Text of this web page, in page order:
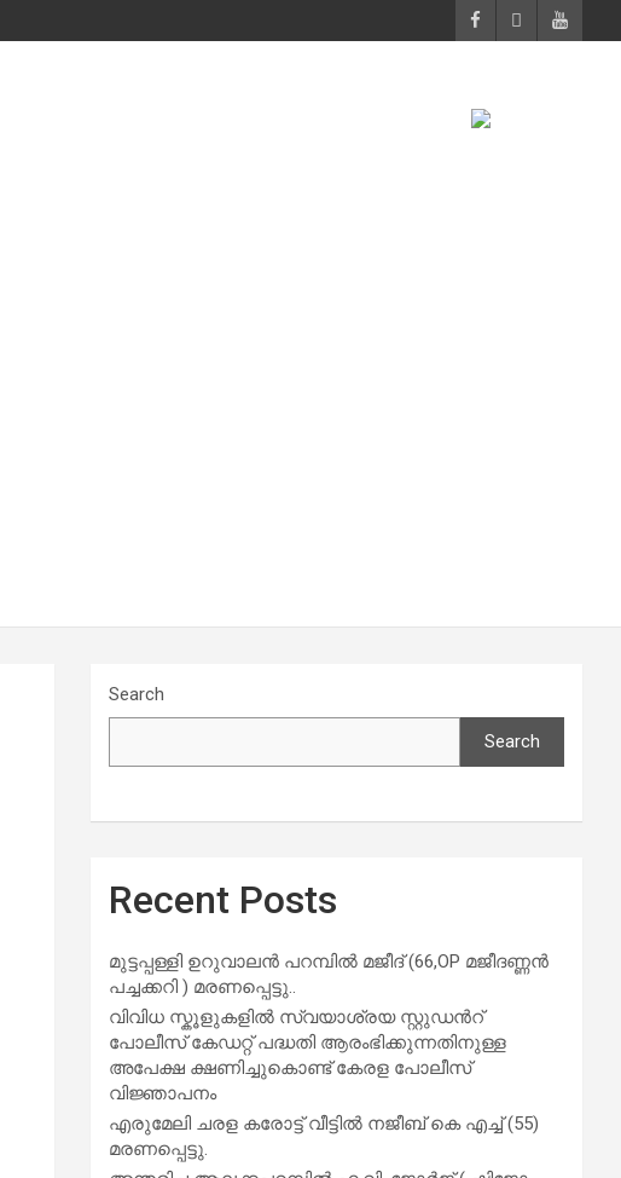
Search
Search
Recent Posts
മുട്ടപ്പള്ളി ഉറുവാലൻ പറമ്പിൽ മജീദ് (66,OP മജീദണ്ണൻ
പച്ചക്കറി ) മരണപ്പെട്ടു..
വിവിധ സ്കൂളുകളില്‍ സ്വയാശ്രയ സ്റ്റുഡന്‍റ്
പോലീസ് കേഡറ്റ് പദ്ധതി ആരംഭിക്കുന്നതിനുള്ള
അപേക്ഷ ക്ഷണിച്ചുകൊണ്ട് കേരള പോലീസ്
വിജ്ഞാപനം
എരുമേലി ചരള കരോട്ട് വീട്ടിൽ നജീബ് കെ എച്ച് (55)
മരണപ്പെട്ടു.